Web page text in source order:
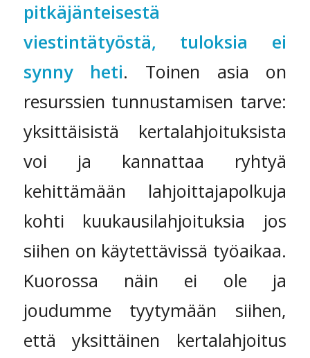
pitkäjänteisestä
viestintätyöstä, tuloksia ei
synny heti. Toinen asia on
resurssien tunnustamisen tarve:
yksittäisistä kertalahjoituksista
voi ja kannattaa ryhtyä
kehittämään lahjoittajapolkuja
kohti kuukausilahjoituksia jos
siihen on käytettävissä työaikaa.
Kuorossa näin ei ole ja
joudumme tyytymään siihen,
että yksittäinen kertalahjoitus